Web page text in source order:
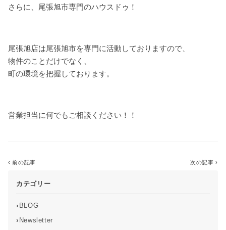
さらに、尾張旭市専門のハウスドゥ！
尾張旭店は尾張旭市を専門に活動しておりますので、
物件のことだけでなく、
町の環境を把握しております。
営業担当に何でもご相談ください！！
‹ 前の記事 次の記事 ›
カテゴリー
› BLOG
› Newsletter